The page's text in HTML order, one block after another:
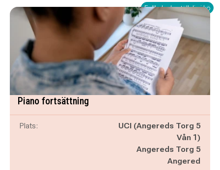
Fullbokad - ställ dig i kö
Piano fortsättning
Plats:
UCI (Angereds Torg 5
Vån 1)
Angereds Torg 5
Angered